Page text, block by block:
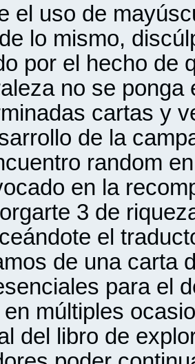
el uso de
lo mismo,
por el hecho de
no se ponga
cartas y
de la
random
en la
3 de
el
de una carta
para el
en múltiples
del libro de